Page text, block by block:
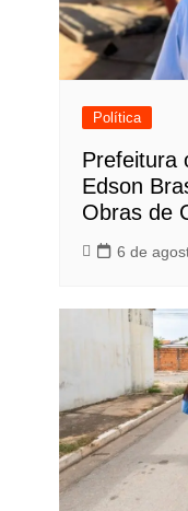
Política
Prefeitura
Edson
Obras de
6 de